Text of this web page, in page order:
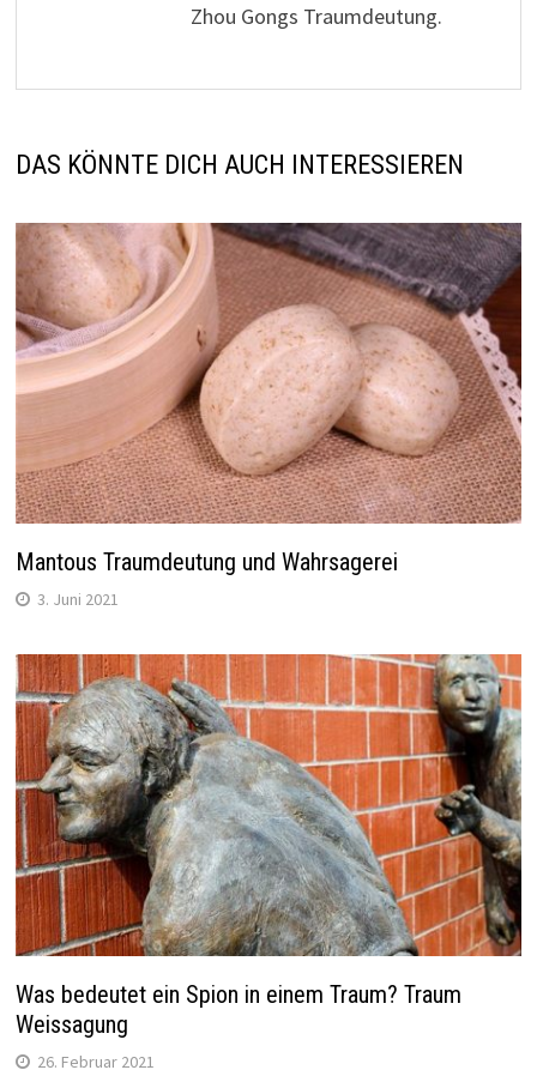
Zhou Gongs Traumdeutung.
DAS KÖNNTE DICH AUCH INTERESSIEREN
Mantous Traumdeutung und Wahrsagerei
3. Juni 2021
Was bedeutet ein Spion in einem Traum? Traum
Weissagung
26. Februar 2021